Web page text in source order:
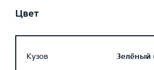
Цвет
Кузов Зелёный